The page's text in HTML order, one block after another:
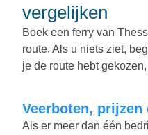
vergelijken
Boek een ferry van
route. Als u niets ziet,
je de route hebt
Veerboten,
Als er meer dan één